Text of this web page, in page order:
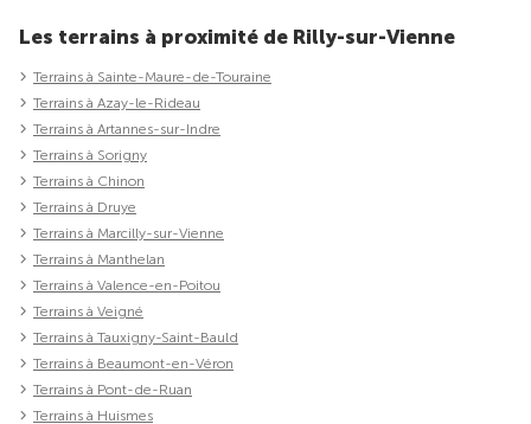
Les terrains à proximité de Rilly-sur-Vienne
Terrains à Sainte-Maure-de-Touraine
Terrains à Azay-le-Rideau
Terrains à Artannes-sur-Indre
Terrains à Sorigny
Terrains à Chinon
Terrains à Druye
Terrains à Marcilly-sur-Vienne
Terrains à Manthelan
Terrains à Valence-en-Poitou
Terrains à Veigné
Terrains à Tauxigny-Saint-Bauld
Terrains à Beaumont-en-Véron
Terrains à Pont-de-Ruan
Terrains à Huismes